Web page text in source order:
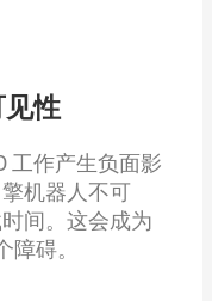
性
工作产生负面影
机器人不可
间。这会成为
障碍。